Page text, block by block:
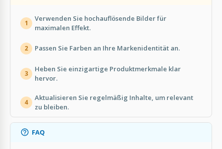
1
Verwenden Sie hochauflösende Bilder für
maximalen Effekt.
2 Passen Sie Farben an Ihre Markenidentität an.
3
Heben Sie einzigartige Produktmerkmale klar
hervor.
4
Aktualisieren Sie regelmäßig Inhalte, um relevant
zu bleiben.
FAQ